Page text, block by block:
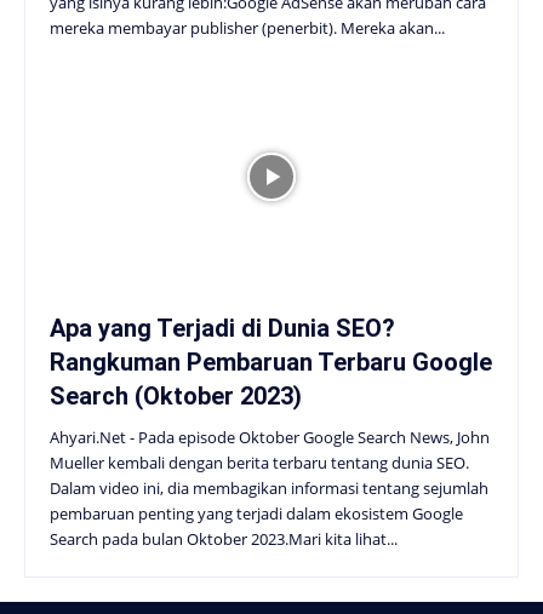
mereka membayar publisher (penerbit). Mereka akan...
Apa yang Terjadi di Dunia SEO?
Rangkuman Pembaruan Terbaru Google
Search (Oktober 2023)
Ahyari.Net - Pada episode Oktober Google Search News, John
Mueller kembali dengan berita terbaru tentang dunia SEO.
Dalam video ini, dia membagikan informasi tentang sejumlah
pembaruan penting yang terjadi dalam ekosistem Google
Search pada bulan Oktober 2023.Mari kita lihat...